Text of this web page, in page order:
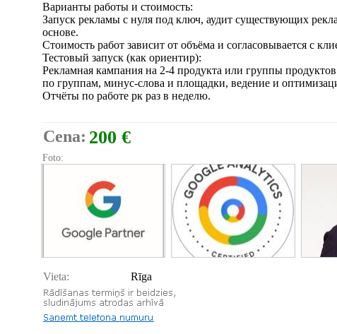
Варианты работы и стоимость:
Запуск рекламы с нуля под ключ, аудит существующих
основе.
Стоимость работ зависит от объёма и согласовывается с
Тестовый запуск (как ориентир):
Рекламная кампания на 2-4 продукта или группы
по группам, минус-слова и площадки, ведение и
Отчёты по работе рк раз в неделю.
Cena: 200 €
Foto:
Vieta: Rīga